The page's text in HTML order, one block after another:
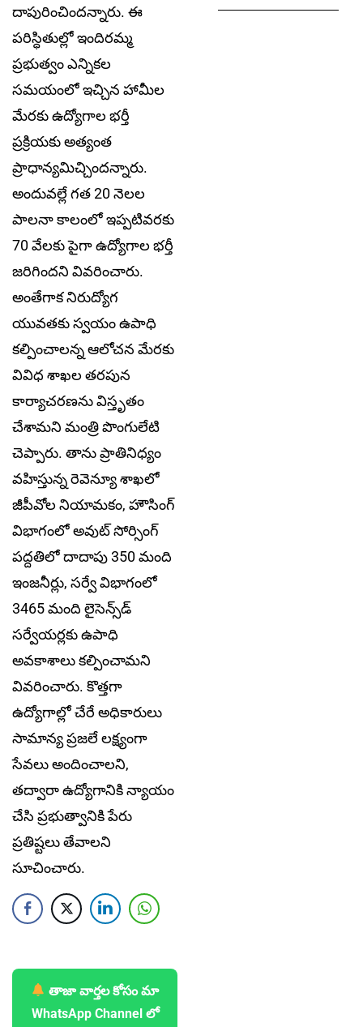
దాపురించిందన్నారు. ఈ
పరిస్ధితుల్లో ఇందిరమ్మ
ప్రభుత్వం ఎన్నికల
సమయంలో ఇచ్చిన హామీల
మేరకు ఉద్యోగాల భర్తీ
ప్రక్రియకు అత్యంత
ప్రాధాన్యమిచ్చిందన్నారు.
అందువల్లే గత 20 నెలల
పాలనా కాలంలో ఇప్పటివరకు
70 వేలకు పైగా ఉద్యోగాల భర్తీ
జరిగిందని వివరించారు.
అంతేగాక నిరుద్యోగ
యువతకు స్వయం ఉపాధి
కల్పించాలన్న ఆలోచన మేరకు
వివిధ శాఖల తరపున
కార్యాచరణను విస్తృతం
చేశామని మంత్రి పొంగులేటి
చెప్పారు. తాను ప్రాతినిధ్యం
వహిస్తున్న రెవెన్యూ శాఖలో
జీపీవోల నియామకం, హౌసింగ్‌
విభాగంలో అవుట్‌ సోర్సింగ్‌
పద్దతిలో దాదాపు 350 మంది
ఇంజనీర్లు, సర్వే విభాగంలో
3465 మంది లైసెన్స్‌డ్‌
సర్వేయర్లకు ఉపాధి
అవకాశాలు కల్పించామని
వివరించారు. కొత్తగా
ఉద్యోగాల్లో చేరే అధికారులు
సామాన్య ప్రజలే లక్ష్యంగా
సేవలు అందించాలని,
తద్వారా ఉద్యోగానికి న్యాయం
చేసి ప్రభుత్వానికి పేరు
ప్రతిష్టలు తేవాలని
సూచించారు.
తాజా వార్తల కోసం మా
WhatsApp Channel లో